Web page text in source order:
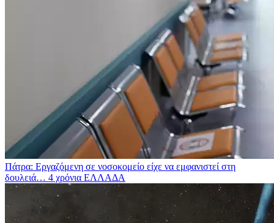
Πάτρα: Εργαζόμενη σε νοσοκομείο είχε να εμφανιστεί στη
δουλειά… 4 χρόνια ΕΛΛΑΔΑ